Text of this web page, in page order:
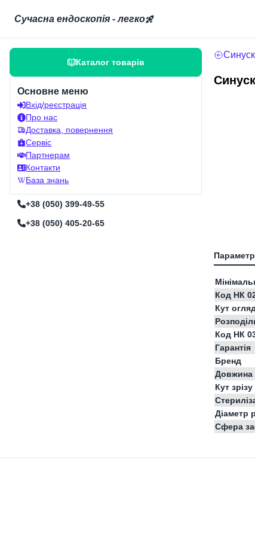
Сучасна ендоскопія - легко
Каталог товарів
Основне меню
Вхід/реєстрація
Про нас
Доставка, повернення
Сервіс
Партнерам
Контакти
База знань
+38 (050) 399-49-55
+38 (050) 405-20-65
Код НК
Кут
Код НК
Гарантія
Бренд
Довжина
Кут зрізу
Діаметр
Сфера